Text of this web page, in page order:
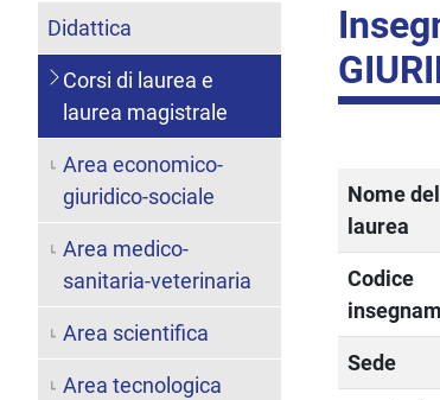
Nome
laurea
Codice
Sede
Didattica
Corsi di laurea e
laurea magistrale
Area economico-
giuridico-sociale
Area medico-
sanitaria-veterinaria
Area scientifica
Area tecnologica